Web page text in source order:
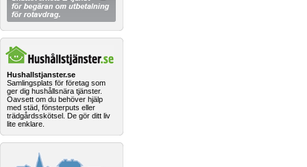
Hushallstjanster.se
Samlingsplats för företag som
ger dig hushållsnära tjänster.
Oavsett om du behöver hjälp
med städ, fönsterputs eller
trädgårdsskötsel. De gör ditt liv
lite enklare.